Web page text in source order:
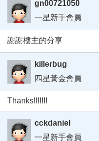
gn00721050
一星新手會員
謝謝樓主的分享
killerbug
四星黃金會員
Thanks!!!!!!!
cckdaniel
一星新手會員